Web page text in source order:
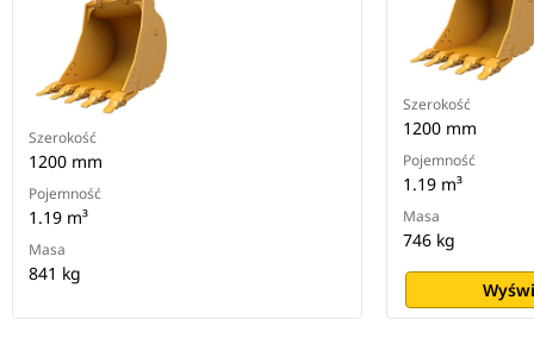
Szerokość
1200 mm
Pojemność
1.19 m³
Masa
841 kg
Szerokość
1200 mm
Pojemność
1.19 m³
Masa
746 kg